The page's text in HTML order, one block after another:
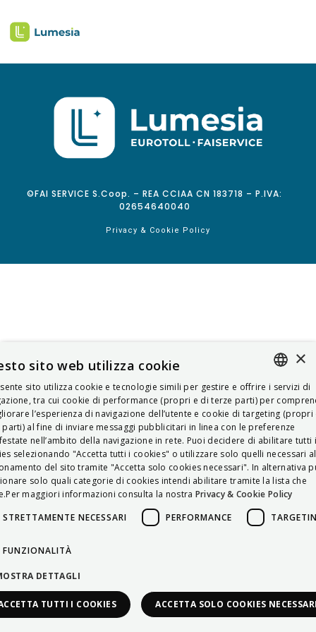
©FAI SERVICE S.Coop. – REA CCIAA CN 183718 – P.IVA:
02654640040
Privacy & Cookie Policy
ITALIAN
ENGLISH
FRENCH
HUNGARIAN
DEUTSCH
POLSKI
×
sito web utilizza cookie
sito utilizza cookie e tecnologie simili per gestire e offrire i servizi di
tra cui cookie di performance (propri e di terze parti) per
l’esperienza di navigazione dell’utente e cookie di targeting (propri
parti) al fine di inviare messaggi pubblicitari in linea con le preferenze
nell’ambito della navigazione in rete. Puoi decidere di abilitare tutti i
selezionando "Accetta tutti i cookies" o utilizzare solo quelli necessari al
del sito tramite "Accetta solo cookies necessari". In alternativa
solo quali categorie di cookies intendi abilitare tramite la lista che
maggiori informazioni consulta la nostra Privacy & Cookie Policy
STRETTAMENTE NECESSARI
PERFORMANCE
FUNZIONALITÀ
DETTAGLI
TUTTI I COOKIES ACCETTA SOLO COOKIES